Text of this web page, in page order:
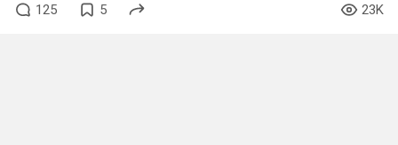
125 5 23K